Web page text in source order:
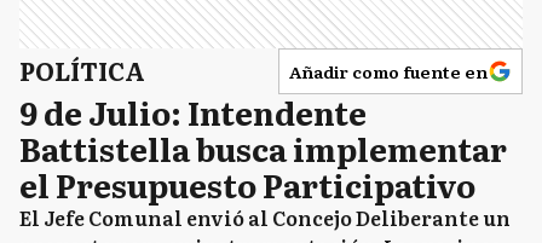
POLÍTICA Añadir como fuente en
9 de Julio: Intendente
Battistella busca implementar
el Presupuesto Participativo
El Jefe Comunal envió al Concejo Deliberante un